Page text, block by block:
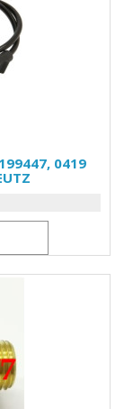
0419